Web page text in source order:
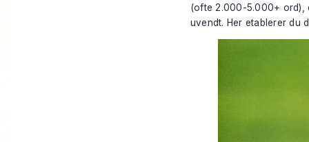
(ofte 2.000-5.000+ ord),
uvendt. Her etablerer du